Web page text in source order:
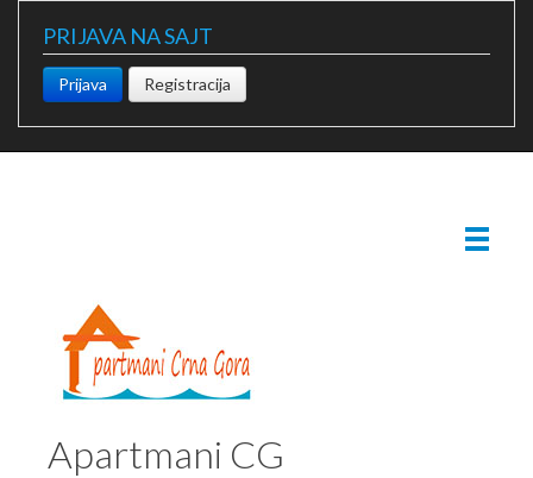
PRIJAVA NA SAJT
Prijava Registracija
Apartmani CG